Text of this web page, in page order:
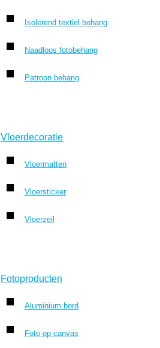
Isolerend textiel behang
Naadloos fotobehang
Patroon behang
Vloerdecoratie
Vloermatten
Vloersticker
Vloerzeil
Fotoproducten
Aluminium bord
Foto op canvas